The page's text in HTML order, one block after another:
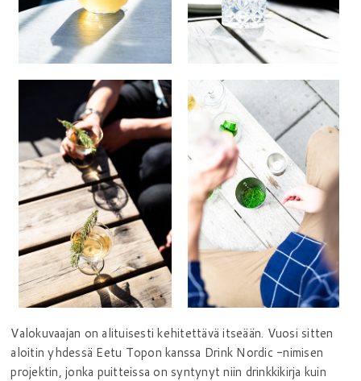
Valokuvaajan on alituisesti kehitettävä itseään. Vuosi sitten
aloitin yhdessä Eetu Topon kanssa Drink Nordic -nimisen
projektin, jonka puitteissa on syntynyt niin drinkkikirja kuin